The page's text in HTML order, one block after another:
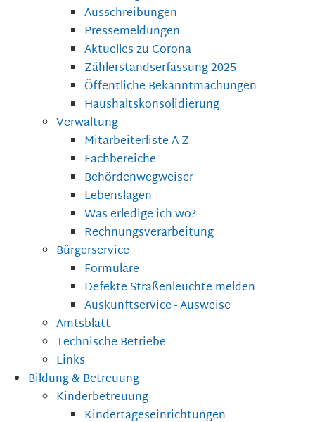
Ausschreibungen
Pressemeldungen
Aktuelles zu Corona
Zählerstandserfassung 2025
Öffentliche Bekanntmachungen
Haushaltskonsolidierung
Verwaltung
Mitarbeiterliste A-Z
Fachbereiche
Behördenwegweiser
Lebenslagen
Was erledige ich wo?
Rechnungsverarbeitung
Bürgerservice
Formulare
Defekte Straßenleuchte melden
Auskunftservice - Ausweise
Amtsblatt
Technische Betriebe
Links
Bildung & Betreuung
Kinderbetreuung
Kindertageseinrichtungen